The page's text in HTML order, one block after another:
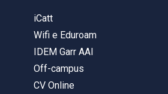
iCatt
Wifi e Eduroam
IDEM Garr AAI
Off-campus
CV Online